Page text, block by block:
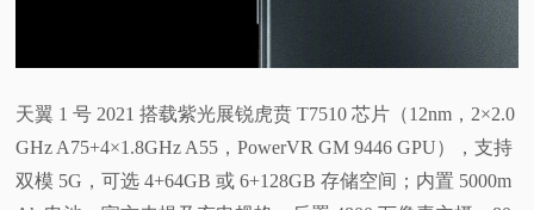
天翼 1 号 2021 搭载紫光展锐虎贲 T7510 芯片（12nm，2×2.0
GHz A75+4×1.8GHz A55，PowerVR GM 9446 GPU），支持
双模 5G，可选 4+64GB 或 6+128GB 存储空间；内置 5000m